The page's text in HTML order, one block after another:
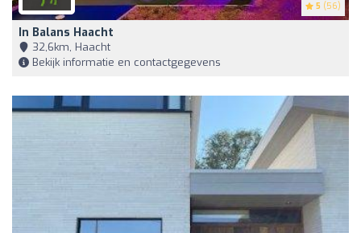
5 (56)
In Balans Haacht
32,6km, Haacht
Bekijk informatie en contactgegevens